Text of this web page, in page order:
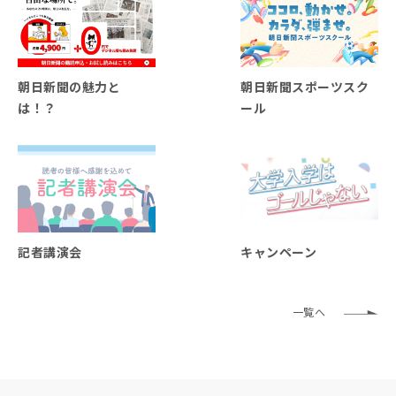
朝日新聞の魅力と
は！？
朝日新聞スポーツスク
ール
記者講演会 キャンペーン
一覧へ